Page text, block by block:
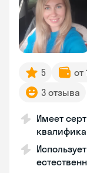
5 от
3 отзыва
Имеет